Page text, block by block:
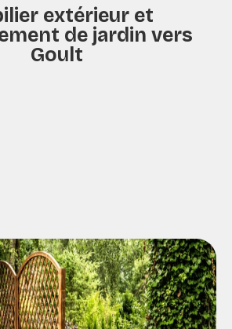
extérieur et
de jardin vers
Goult